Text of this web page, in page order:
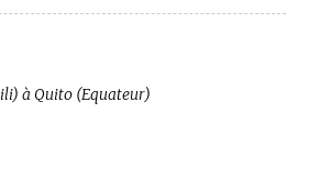
à Quito (Equateur)